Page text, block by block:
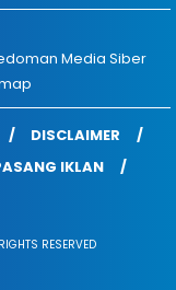
Media Siber
DISCLAIMER
IKLAN
RESERVED